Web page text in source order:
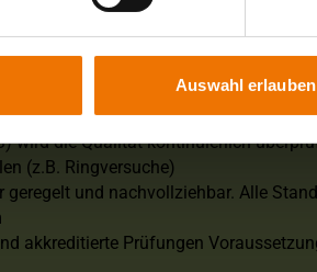
Auswahl erlauben
dass das Labor weltweit anerkannt ist
ist, valide und reproduzierbare
nach.
der GSI sind sensibilisiert und
wird die Qualität kontinuierlich
(z.B. Ringversuche)
und nachvollziehbar. Alle
akkreditierte Prüfungen